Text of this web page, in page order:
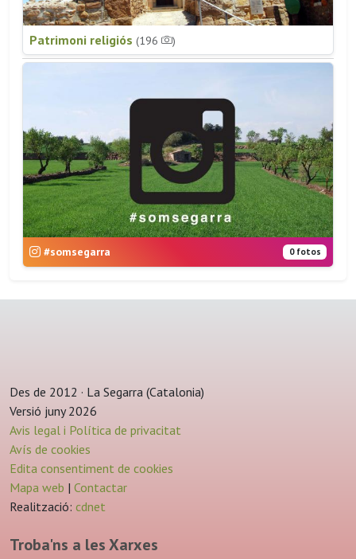
Patrimoni religiós (196 )
#somsegarra 0 fotos
Des de 2012 · La Segarra (Catalonia)
Versió juny 2026
Avis legal i Política de privacitat
Avís de cookies
Edita consentiment de cookies
Mapa web | Contactar
Realització: cdnet
Troba'ns a les Xarxes